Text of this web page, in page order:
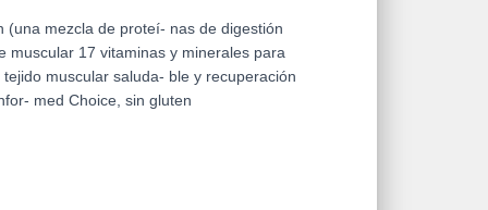
mezcla de proteí- nas de digestión
muscular 17 vitaminas y minerales para
muscular saluda- ble y recuperación
med Choice, sin gluten